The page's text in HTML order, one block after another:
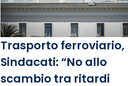
Trasporto ferroviario,
Sindacati: “No allo
scambio tra ritardi